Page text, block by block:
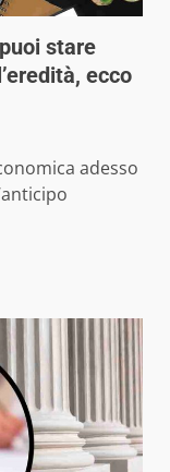
stare
ecco
adesso